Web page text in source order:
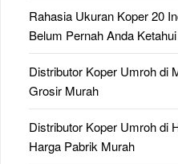
Rahasia Ukuran Koper 20
Belum Pernah Anda
Distributor Koper Umroh di
Grosir Murah
Distributor Koper Umroh di
Harga Pabrik Murah